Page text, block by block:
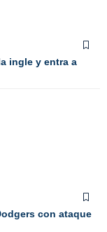
ingle y entra a
con ataque